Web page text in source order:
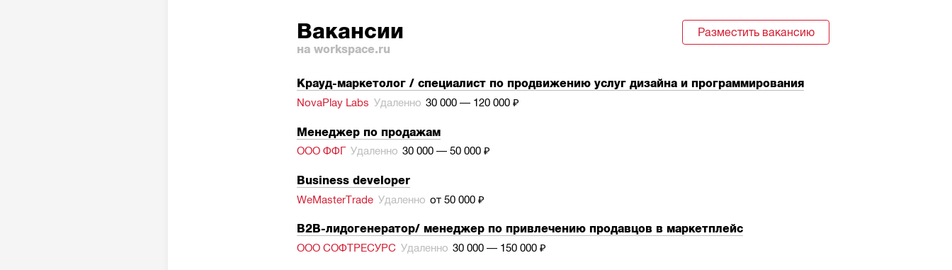
Вакансии
на workspace.ru
Разместить вакансию
Крауд-маркетолог / специалист по продвижению услуг дизайна и программирования
NovaPlay Labs Удаленно 30 000 — 120 000 ₽
Менеджер по продажам
ООО ФФГ Удаленно 30 000 — 50 000 ₽
Business developer
WeMasterTrade Удаленно от 50 000 ₽
B2B-лидогенератор/ менеджер по привлечению продавцов в маркетплейс
ООО СОФТРЕСУРС Удаленно 30 000 — 150 000 ₽